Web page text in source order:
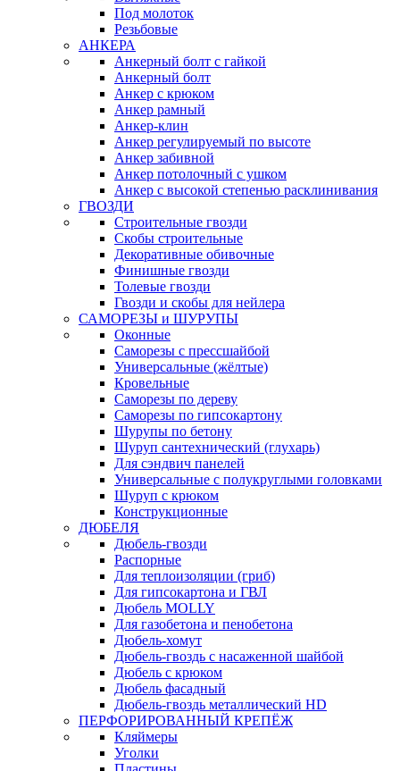
Под молоток
Резьбовые
АНКЕРА
Анкерный болт с гайкой
Анкерный болт
Анкер с крюком
Анкер рамный
Анкер-клин
Анкер регулируемый по высоте
Анкер забивной
Анкер потолочный с ушком
Анкер с высокой степенью расклинивания
ГВОЗДИ
Строительные гвозди
Скобы строительные
Декоративные обивочные
Финишные гвозди
Толевые гвозди
Гвозди и скобы для нейлера
САМОРЕЗЫ и ШУРУПЫ
Оконные
Саморезы с прессшайбой
Универсальные (жёлтые)
Кровельные
Саморезы по дереву
Саморезы по гипсокартону
Шурупы по бетону
Шуруп сантехнический (глухарь)
Для сэндвич панелей
Универсальные с полукруглыми головками
Шуруп с крюком
Конструкционные
ДЮБЕЛЯ
Дюбель-гвозди
Распорные
Для теплоизоляции (гриб)
Для гипсокартона и ГВЛ
Дюбель MOLLY
Для газобетона и пенобетона
Дюбель-хомут
Дюбель-гвоздь с насаженной шайбой
Дюбель с крюком
Дюбель фасадный
Дюбель-гвоздь металлический HD
ПЕРФОРИРОВАННЫЙ КРЕПЁЖ
Кляймеры
Уголки